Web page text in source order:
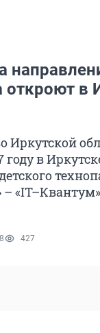
откроют в
Иркутской
году в
427